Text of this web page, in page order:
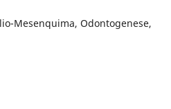
Mesenquima, Odontogenese,